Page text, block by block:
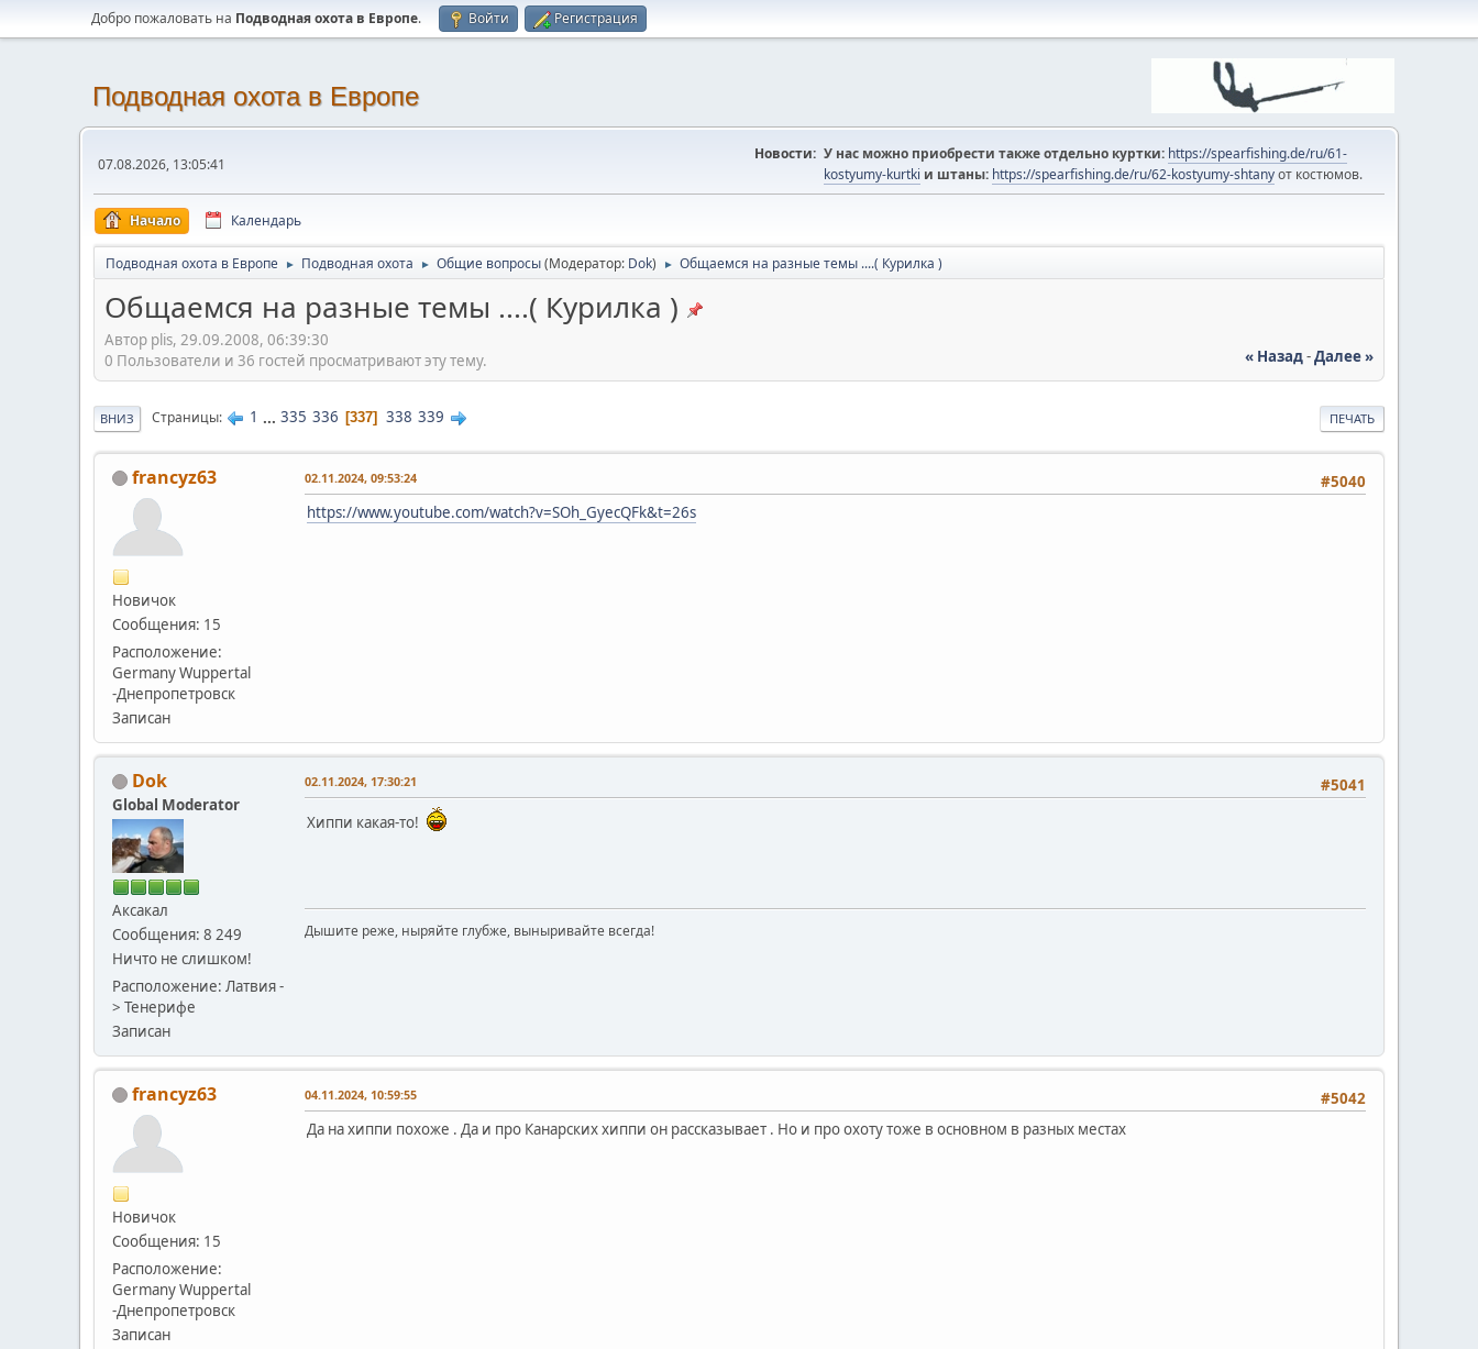
Добро пожаловать на Подводная охота в Европе. Войти Регистрация
Подводная охота в Европе
07.08.2026, 13:05:41
Новости: У нас можно приобрести также отдельно куртки: https://spearfishing.de/ru/61-
kostyumy-kurtki и штаны: https://spearfishing.de/ru/62-kostyumy-shtanyот костюмов.
Начало Календарь
Подводная охота в Европе ► Подводная охота ► Общие вопросы(Модератор: Dok) ► Общаемся на разные темы ....( Курилка )
Общаемся на разные темы ....( Курилка )
Автор plis, 29.09.2008, 06:39:30
« Назад-Далее »
0 Пользователи и 36 гостей просматривают эту тему.
ПЕЧАТЬ
ВНИЗ Страницы 1 ... 335 336 337 338 339
francyz63
Новичок
Сообщения: 15
Расположение:
Germany Wuppertal
-Днепропетровск
Записан
#5040
02.11.2024, 09:53:24
https://www.youtube.com/watch?v=SOh_GyecQFk&t=26s
Dok
Global Moderator
Аксакал
Сообщения: 8 249
Ничто не слишком!
Расположение: Латвия -
> Тенерифе
Записан
#5041
02.11.2024, 17:30:21
Хиппи какая-то!
Дышите реже, ныряйте глубже, выныривайте всегда!
francyz63
Новичок
Сообщения: 15
Расположение:
Germany Wuppertal
-Днепропетровск
Записан
#5042
04.11.2024, 10:59:55
Да на хиппи похоже . Да и про Канарских хиппи он рассказывает . Но и про охоту тоже в основном в разных местах